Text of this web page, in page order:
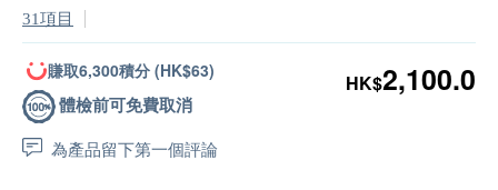
31項目
賺取6,300積分 (HK$63)
體檢前可免費取消
為產品留下第一個評論
HK$2,100.0